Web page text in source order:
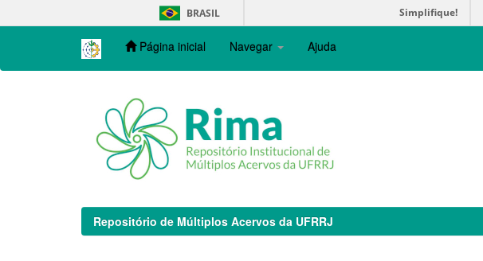
navigation
BRASIL Simplifique!
Página inicial Navegar Ajuda
Repositório de Múltiplos Acervos da UFRRJ